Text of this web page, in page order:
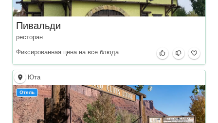
Пивальди
ресторан
Фиксированная цена на все блюда.
Юта
Отель